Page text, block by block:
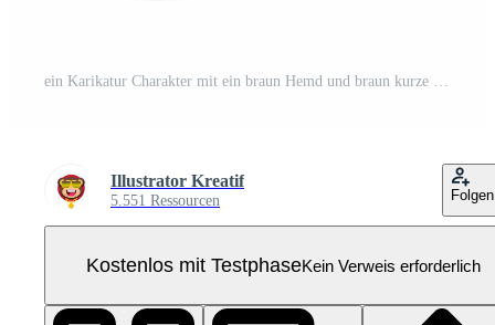
ein Karikatur Charakter mit ein braun Hemd und braun kurze Hose zeigen Daumen oben Pose Pro PNG
Illustrator Kreatif
5.551 Ressourcen Folgen
Kostenlos mit TestphaseKein Verweis erforderlich